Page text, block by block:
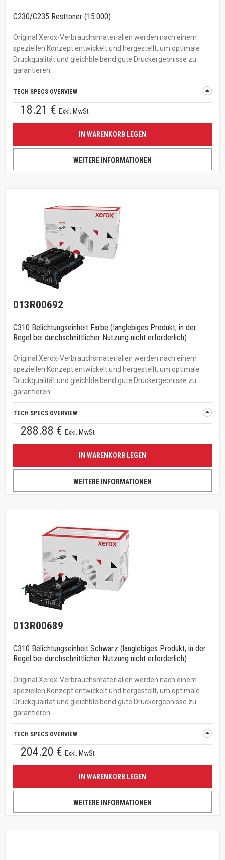
C230/C235 Resttoner (15.000)
Original Xerox-Verbrauchsmaterialien werden nach einem
speziellen Konzept entwickelt und hergestellt, um optimale
Druckqualität und gleichbleibend gute Druckergebnisse zu
garantieren.
TECH SPECS OVERVIEW
18.21 € Exkl. MwSt
IN WARENKORB LEGEN
WEITERE INFORMATIONEN
013R00692
C310 Belichtungseinheit Farbe (langlebiges Produkt, in der
Regel bei durchschnittlicher Nutzung nicht erforderlich)
Original Xerox-Verbrauchsmaterialien werden nach einem
speziellen Konzept entwickelt und hergestellt, um optimale
Druckqualität und gleichbleibend gute Druckergebnisse zu
garantieren.
TECH SPECS OVERVIEW
288.88 € Exkl. MwSt
IN WARENKORB LEGEN
WEITERE INFORMATIONEN
013R00689
C310 Belichtungseinheit Schwarz (langlebiges Produkt, in der
Regel bei durchschnittlicher Nutzung nicht erforderlich)
Original Xerox-Verbrauchsmaterialien werden nach einem
speziellen Konzept entwickelt und hergestellt, um optimale
Druckqualität und gleichbleibend gute Druckergebnisse zu
garantieren.
TECH SPECS OVERVIEW
204.20 € Exkl. MwSt
IN WARENKORB LEGEN
WEITERE INFORMATIONEN